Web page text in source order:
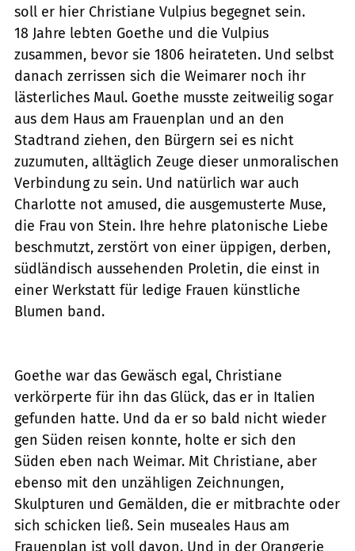
soll er hier Christiane Vulpius begegnet sein.
18 Jahre lebten Goethe und die Vulpius
zusammen, bevor sie 1806 heirateten. Und selbst
danach zerrissen sich die Weimarer noch ihr
lästerliches Maul. Goethe musste zeitweilig sogar
aus dem Haus am Frauenplan und an den
Stadtrand ziehen, den Bürgern sei es nicht
zuzumuten, alltäglich Zeuge dieser unmoralischen
Verbindung zu sein. Und natürlich war auch
Charlotte not amused, die ausgemusterte Muse,
die Frau von Stein. Ihre hehre platonische Liebe
beschmutzt, zerstört von einer üppigen, derben,
südländisch aussehenden Proletin, die einst in
einer Werkstatt für ledige Frauen künstliche
Blumen band.
Goethe war das Gewäsch egal, Christiane
verkörperte für ihn das Glück, das er in Italien
gefunden hatte. Und da er so bald nicht wieder
gen Süden reisen konnte, holte er sich den
Süden eben nach Weimar. Mit Christiane, aber
ebenso mit den unzähligen Zeichnungen,
Skulpturen und Gemälden, die er mitbrachte oder
sich schicken ließ. Sein museales Haus am
Frauenplan ist voll davon. Und in der Orangerie